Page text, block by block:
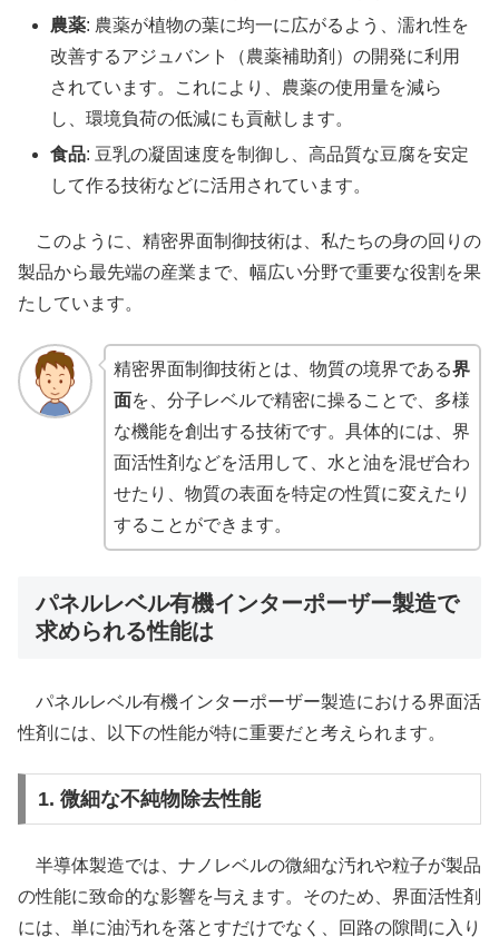
農薬: 農薬が植物の葉に均一に広がるよう、濡れ性を
改善するアジュバント（農薬補助剤）の開発に利用
されています。これにより、農薬の使用量を減ら
し、環境負荷の低減にも貢献します。
食品: 豆乳の凝固速度を制御し、高品質な豆腐を安定
して作る技術などに活用されています。
このように、精密界面制御技術は、私たちの身の回りの
製品から最先端の産業まで、幅広い分野で重要な役割を果
たしています。
精密界面制御技術とは、物質の境界である界
面を、分子レベルで精密に操ることで、多様
な機能を創出する技術です。具体的には、界
面活性剤などを活用して、水と油を混ぜ合わ
せたり、物質の表面を特定の性質に変えたり
することができます。
パネルレベル有機インターポーザー製造で
求められる性能は
パネルレベル有機インターポーザー製造における界面活
性剤には、以下の性能が特に重要だと考えられます。
1. 微細な不純物除去性能
半導体製造では、ナノレベルの微細な汚れや粒子が製品
の性能に致命的な影響を与えます。そのため、界面活性剤
には、単に油汚れを落とすだけでなく、回路の隙間に入り